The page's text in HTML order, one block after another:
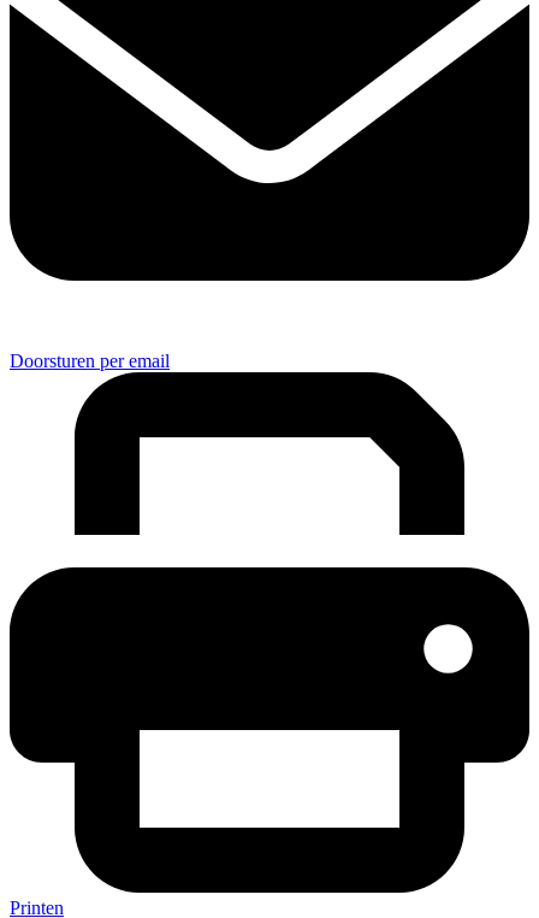
Doorsturen per email
Printen